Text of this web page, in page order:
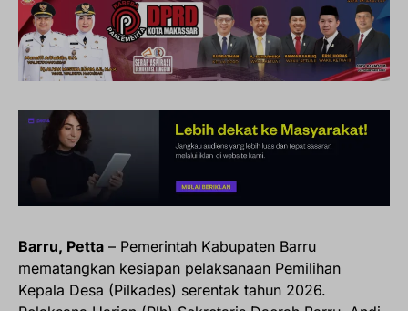
Barru, Petta – Pemerintah Kabupaten Barru
mematangkan kesiapan pelaksanaan Pemilihan
Kepala Desa (Pilkades) serentak tahun 2026.